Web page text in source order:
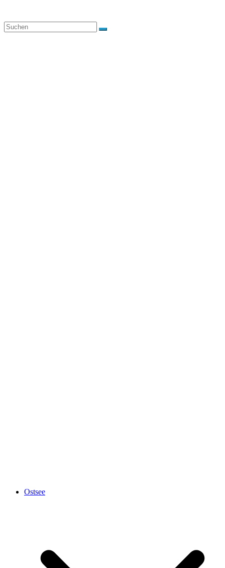
Ostsee